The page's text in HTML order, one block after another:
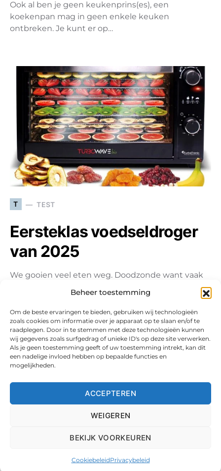
Beheer toestemming
Om de beste ervaringen te bieden, gebruiken wij technologieën
zoals cookies om informatie over je apparaat op te slaan en/of te
raadplegen. Door in te stemmen met deze technologieën kunnen
wij gegevens zoals surfgedrag of unieke ID's op deze site verwerken.
Als je geen toestemming geeft of uw toestemming intrekt, kan dit
een nadelige invloed hebben op bepaalde functies en
mogelijkheden.
ACCEPTEREN
WEIGEREN
BEKIJK VOORKEUREN
CookiebeleidPrivacybeleid
Ook al ben je geen keukenprins(es), een
koekenpan mag in geen enkele keuken
ontbreken. Je kunt er op…
T TEST
Eersteklas voedseldroger
van 2025
We gooien veel eten weg. Doodzonde want vaak
zijn deze restjes prima te bewaren. Ook wanneer
Copyright 2025. Checko.nl. Alle Rechten Voorbehouden aan de